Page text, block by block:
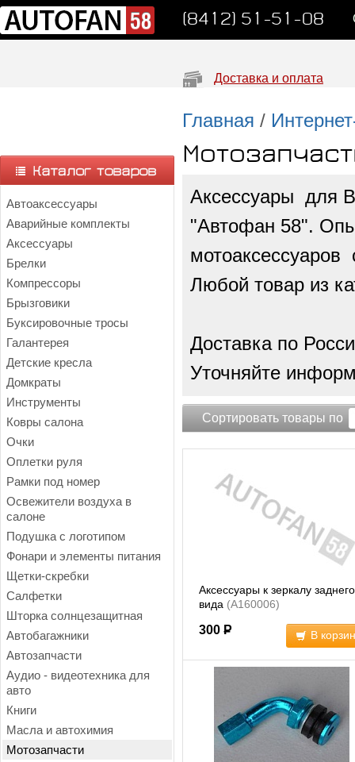
(8412) 51-51-08
Доставка и оплата
Автоаксессуары
Аварийные комплекты
Аксессуары
Брелки
Компрессоры
Брызговики
Буксировочные тросы
Галантерея
Детские кресла
Домкраты
Инструменты
Ковры салона
Очки
Оплетки руля
Рамки под номер
Освежители воздуха в
салоне
Подушка с логотипом
Фонари и элементы питания
Щетки-скребки
Салфетки
Шторка солнцезащитная
Автобагажники
Автозапчасти
Аудио - видеотехника для
авто
Книги
Масла и автохимия
Мотозапчасти
Главная /
Аксессуары для
"Автофан 58".
мотоаксессуаров
Любой товар из
Доставка по
Уточняйте
Сортировать товары по
Аксессуары к зеркалу заднего
вида (A160006)
300 Р В